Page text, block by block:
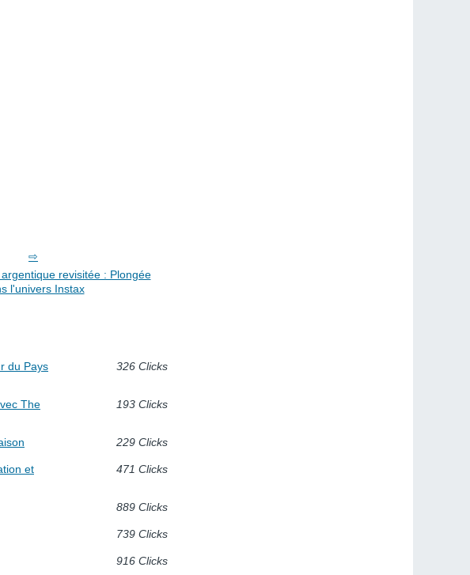
revisitée : Plongée
l'univers Instax
du Pays
326 Clicks
The
193 Clicks
229 Clicks
et
471 Clicks
889 Clicks
739 Clicks
916 Clicks